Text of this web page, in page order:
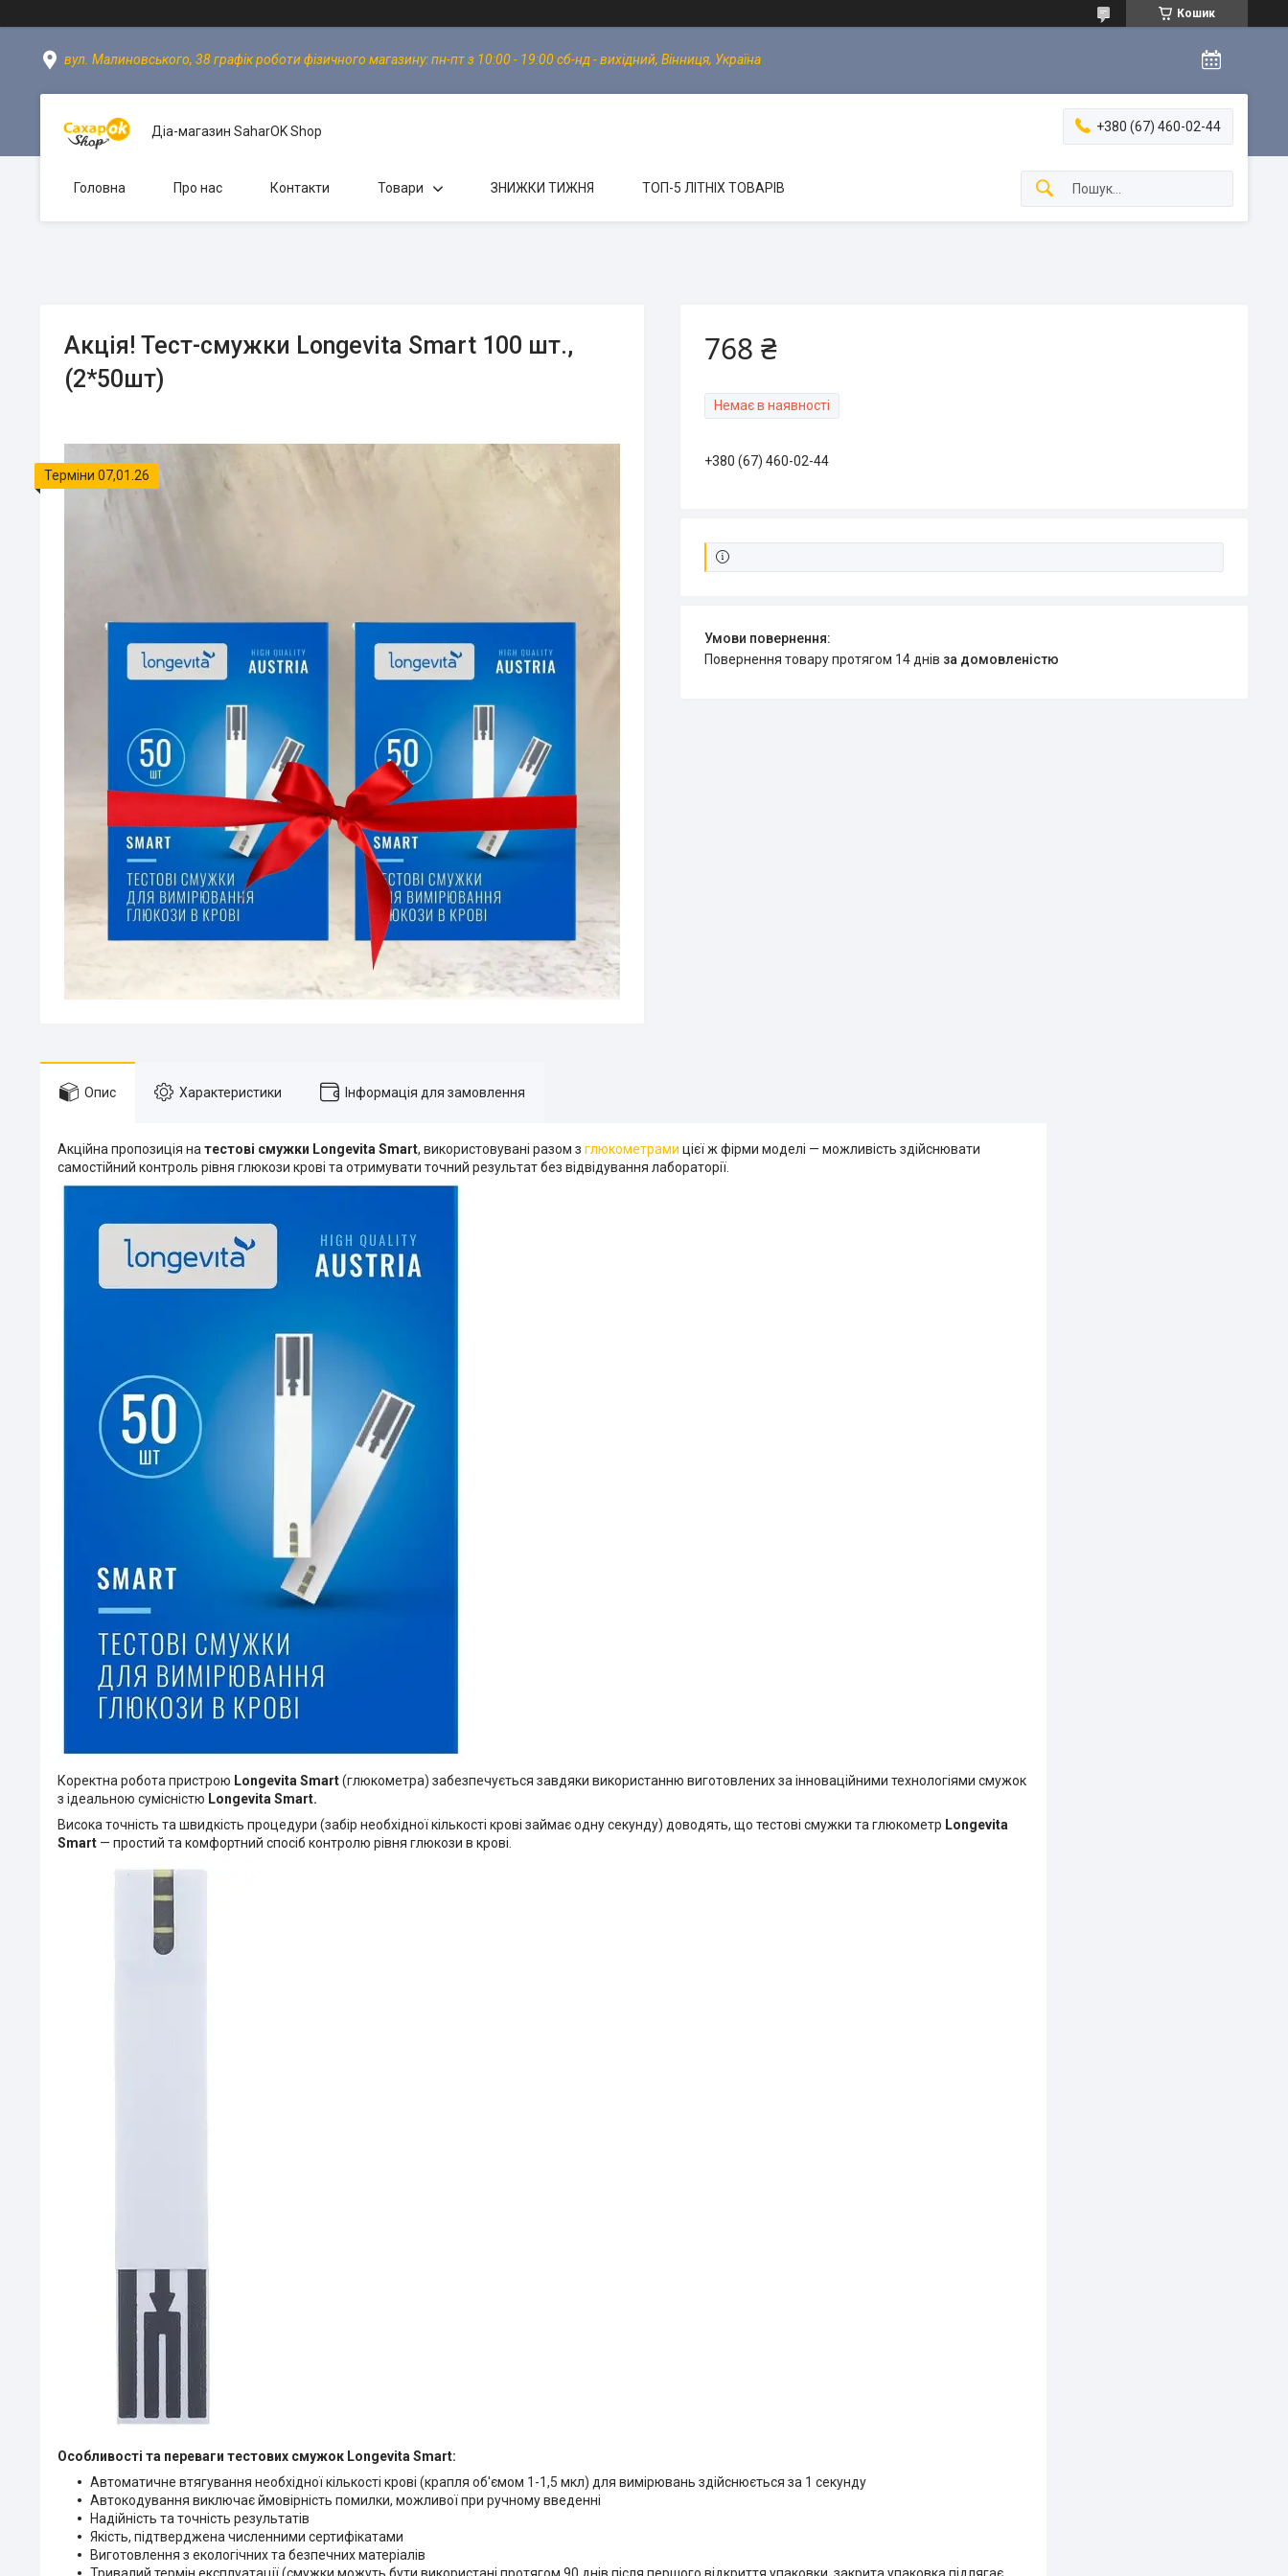
Кошик
вул. Малиновського, 38 графік роботи фізичного магазину: пн-пт з 10:00 - 19:00 сб-нд - вихідний, Вінниця, Україна
Діа-магазин SaharOK Shop +380 (67) 460-02-44
Головна Про нас Контакти Товари ЗНИЖКИ ТИЖНЯ ТОП-5 ЛІТНІХ ТОВАРІВ
Акція! Тест-смужки Longevita Smart 100 шт.,
(2*50шт)
Терміни 07,01.26
768 ₴
Немає в наявності
+380 (67) 460-02-44
повернення товару протягом 14 днів за домовленістю
Опис Характеристики Інформація для замовлення
Акційна пропозиція на тестові смужки Longevita Smart, використовувані разом з глюкометрами цієї ж фірми моделі — можливість здійснювати
самостійний контроль рівня глюкози крові та отримувати точний результат без відвідування лабораторії.
Коректна робота пристрою Longevita Smart(глюкометра) забезпечується завдяки використанню виготовлених за інноваційними технологіями смужок
з ідеальною сумісністю Longevita Smart.
Висока точність та швидкість процедури (забір необхідної кількості крові займає одну секунду) доводять, що тестові смужки та глюкометр Longevita
Smart — простий та комфортний спосіб контролю рівня глюкози в крові.
Особливості та переваги тестових смужок Longevita Smart:
Автоматичне втягування необхідної кількості крові (крапля об'ємом 1-1,5 мкл) для вимірювань здійснюється за 1 секунду
Автокодування виключає ймовірність помилки, можливої при ручному введенні
Надійність та точність результатів
Якість, підтверджена численними сертифікатами
Виготовлення з екологічних та безпечних матеріалів